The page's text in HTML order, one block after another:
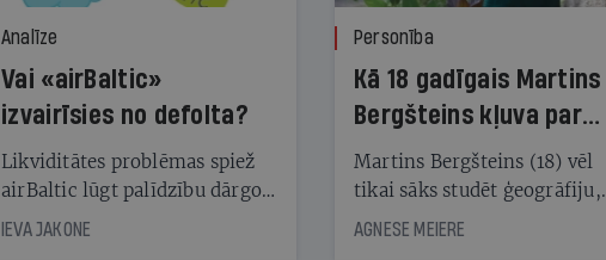
Analīze
Vai «airBaltic»
izvairīsies no defolta?
Likviditātes problēmas spiež
airBaltic lūgt palīdzību dārgo
obligāciju turētājiem, taču
IEVA JAKONE
Personība
Kā 18 gadīgais Martins
Bergšteins kļuva par
laika ziņu seju?
Martins Bergšteins (18) vēl
tikai sāks studēt ģeogrāfiju,
bet viņa sacītajam jau uzticas
AGNESE MEIERE